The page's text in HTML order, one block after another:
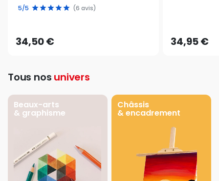
5/5 (6 avis)
34,50 € 34,95 €
Tous nos univers
Beaux-arts
& graphisme
Châssis
& encadrement